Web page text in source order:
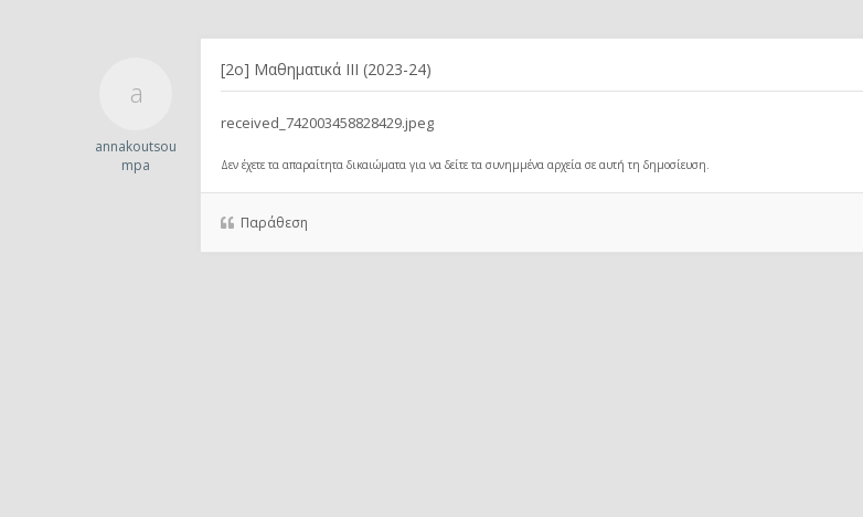
annakoutsou
mpa
[2ο] Μαθηματικά ΙΙΙ (2023-24)
received_742003458828429.jpeg
Δεν έχετε τα απαραίτητα δικαιώματα για να δείτε τα συνημμένα αρχεία σε αυτή τη δημοσίευση.
Παράθεση